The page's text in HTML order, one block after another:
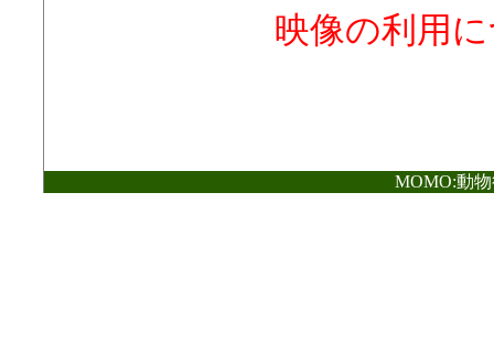
映像の利用
MOMO:動